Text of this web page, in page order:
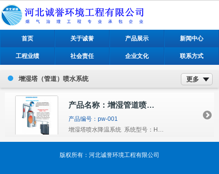
首页 关于诚誉 产品展示 新闻中心
工程业绩 社会责任 企业文化 联系方式
增湿塔（管道）喷水系统 更多
产品名称：增湿管道喷水系统
产品编号：pw-001
增湿塔喷水降温系统 系统型号：HBCY-SL-T 系统结构：该系统雾化喷枪固定在增湿塔锥体部位，整套设备由四部分构成：一是压缩空气供应系统，与主排风机相连接；二是加压供水系统。由立式多级离心泵带电机和整套精密低压...
版权所有：河北诚誉环境工程有限公司